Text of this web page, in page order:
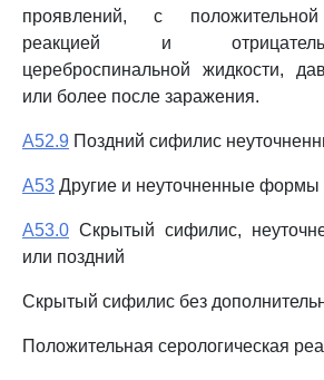
проявлений, с положительной
реакцией и
цереброспинальной жидкости,
или более после заражения.
A52.9 Поздний сифилис
A53 Другие и неуточненные формы
A53.0 Скрытый сифилис,
или поздний
Скрытый сифилис без
Положительная серологическая